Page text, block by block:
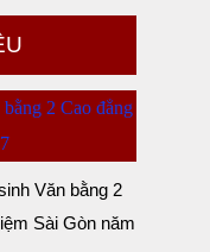
Văn bằng 2
Sài Gòn năm